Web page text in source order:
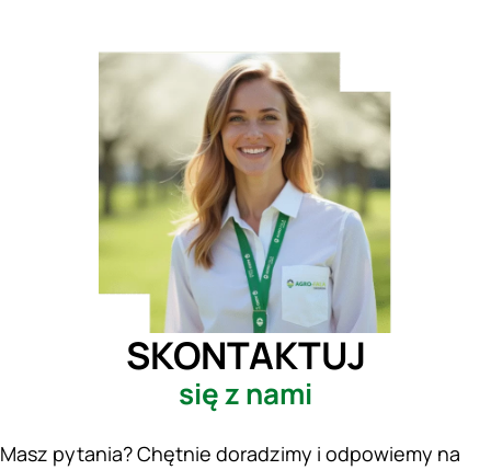
SKONTAKTUJ
się z nami
Masz pytania? Chętnie doradzimy i odpowiemy na